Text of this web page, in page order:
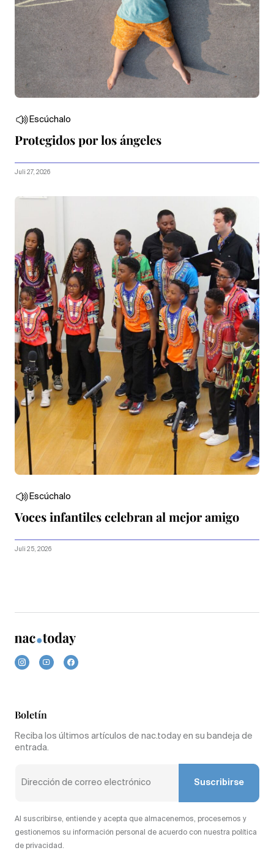
Escúchalo
Protegidos por los ángeles
Juli 27, 2026
Escúchalo
Voces infantiles celebran al mejor amigo
Juli 25, 2026
Boletín
Reciba los últimos artículos de nac.today en su bandeja de
entrada.
Suscribirse
Al suscribirse, entiende y acepta que almacenemos, procesemos y
gestionemos su información personal de acuerdo con nuestra política
de privacidad.